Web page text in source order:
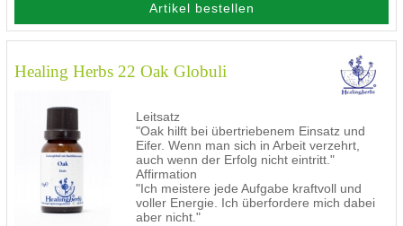
Artikel bestellen
Healing Herbs 22 Oak Globuli
Leitsatz
"Oak hilft bei übertriebenem Einsatz und
Eifer. Wenn man sich in Arbeit verzehrt,
auch wenn der Erfolg nicht eintritt."
Affirmation
"Ich meistere jede Aufgabe kraftvoll und
voller Energie. Ich überfordere mich dabei
aber nicht."